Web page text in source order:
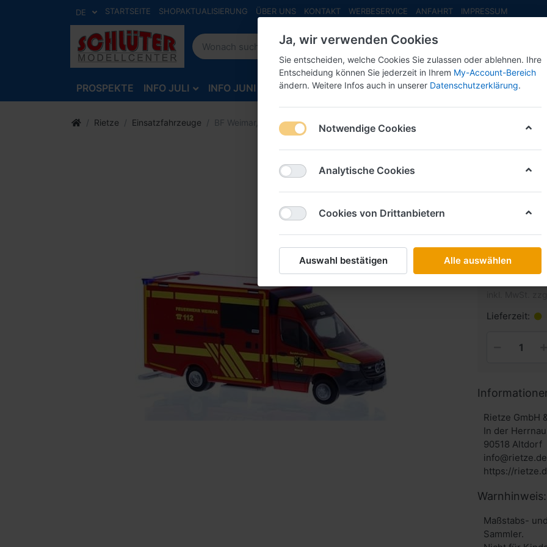
DE STARTSEITE SHOPAKTUALISIERUNG ÜBER UNS KONTAKT WERBESERVICE ANFAHRT IMPRESSUM
PROSPEKTE INFO JULI INFO JUNI INFO MAI NEU EINGETROFFEN NEUHEITEN
Rietze Einsatzfahrzeuge BF Weimar, Wietmarscher Ambulanz Design-RTW ´18
Rietze
BF
27,00 €
Lieferzeit:
Rietze GmbH
In der Herrnau
90518 Altdorf
info@rietze.de
https://
Warnhinweis:
Maßstabs-
Sammler.
Ja, wir verwenden Cookies
Sie entscheiden, welche Cookies Sie zulassen oder ablehnen. Ihre
Entscheidung können Sie jederzeit in Ihrem My-Account-Bereich
ändern. Weitere Infos auch in unserer Datenschutzerklärung.
Notwendige Cookies
Analytische Cookies
Cookies von Drittanbietern
Auswahl bestätigen Alle auswählen